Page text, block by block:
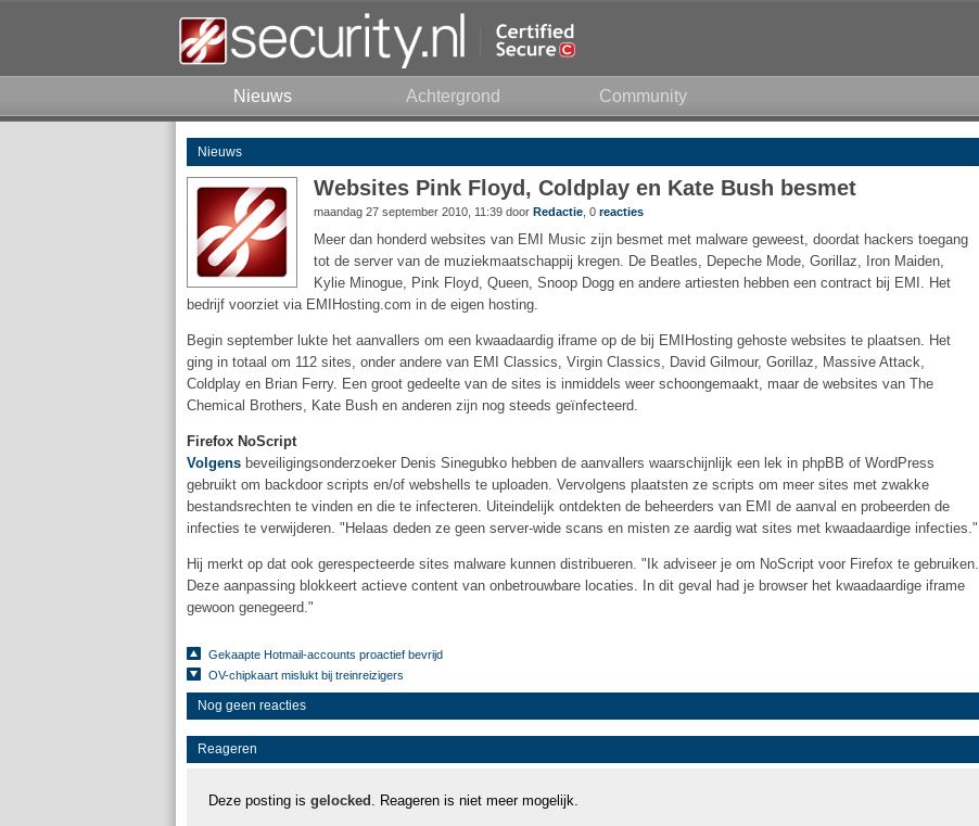
Nieuws Achtergrond Community
Nieuws
Websites Pink Floyd, Coldplay en Kate Bush besmet
maandag 27 september 2010, 11:39 door Redactie , 0 reacties
Meer dan honderd websites van EMI Music zijn besmet met malware geweest, doordat hackers toegang
tot de server van de muziekmaatschappij kregen. De Beatles, Depeche Mode, Gorillaz, Iron Maiden,
Kylie Minogue, Pink Floyd, Queen, Snoop Dogg en andere artiesten hebben een contract bij EMI. Het
bedrijf voorziet via EMIHosting.com in de eigen hosting.
Begin september lukte het aanvallers om een kwaadaardig iframe op de bij EMIHosting gehoste websites te plaatsen. Het
ging in totaal om 112 sites, onder andere van EMI Classics, Virgin Classics, David Gilmour, Gorillaz, Massive Attack,
Coldplay en Brian Ferry. Een groot gedeelte van de sites is inmiddels weer schoongemaakt, maar de websites van The
Chemical Brothers, Kate Bush en anderen zijn nog steeds geïnfecteerd.
Firefox NoScript
Volgens beveiligingsonderzoeker Denis Sinegubko hebben de aanvallers waarschijnlijk een lek in phpBB of WordPress
gebruikt om backdoor scripts en/of webshells te uploaden. Vervolgens plaatsten ze scripts om meer sites met zwakke
bestandsrechten te vinden en die te infecteren. Uiteindelijk ontdekten de beheerders van EMI de aanval en probeerden de
infecties te verwijderen. "Helaas deden ze geen server-wide scans en misten ze aardig wat sites met kwaadaardige infecties."
Hij merkt op dat ook gerespecteerde sites malware kunnen distribueren. "Ik adviseer je om NoScript voor Firefox te gebruiken.
Deze aanpassing blokkeert actieve content van onbetrouwbare locaties. In dit geval had je browser het kwaadaardige iframe
gewoon genegeerd."
Gekaapte Hotmail-accounts proactief bevrijd
OV-chipkaart mislukt bij treinreizigers
Nog geen reacties
Reageren
Deze posting is gelocked . Reageren is niet meer mogelijk.